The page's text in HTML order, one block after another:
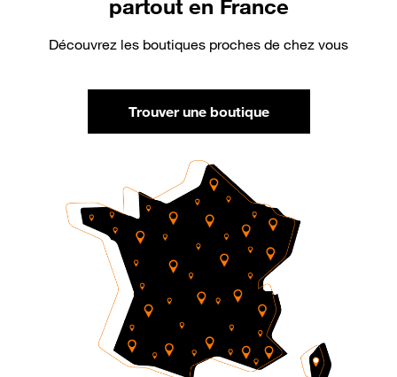
partout en France
Découvrez les boutiques proches de chez vous
Trouver une boutique